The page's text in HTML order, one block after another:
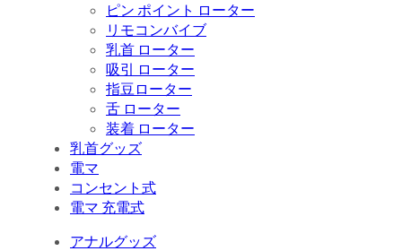
ピン ポイント ローター
リモコンバイブ
乳首 ローター
吸引 ローター
指豆ローター
舌 ローター
装着 ローター
乳首グッズ
電マ
コンセント式
電マ 充電式
アナルグッズ